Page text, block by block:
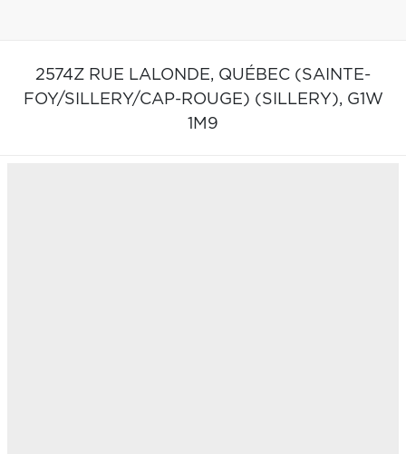
2574Z RUE LALONDE, QUÉBEC (SAINTE-
FOY/SILLERY/CAP-ROUGE) (SILLERY), G1W
1M9